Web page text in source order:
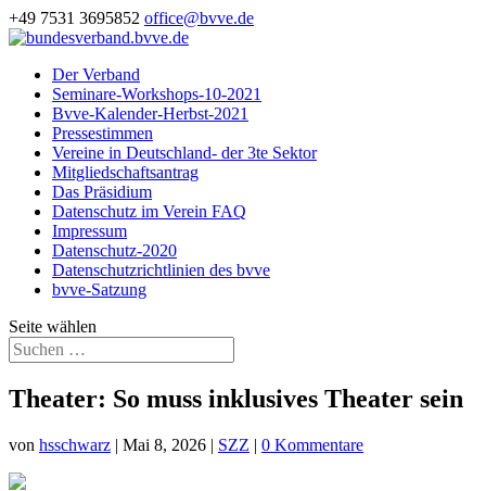
+49 7531 3695852 office@bvve.de
Der Verband
Seminare-Workshops-10-2021
Bvve-Kalender-Herbst-2021
Pressestimmen
Vereine in Deutschland- der 3te Sektor
Mitgliedschaftsantrag
Das Präsidium
Datenschutz im Verein FAQ
Impressum
Datenschutz-2020
Datenschutzrichtlinien des bvve
bvve-Satzung
Seite wählen
Theater: So muss inklusives Theater sein
von hsschwarz | Mai 8, 2026 | SZZ | 0 Kommentare